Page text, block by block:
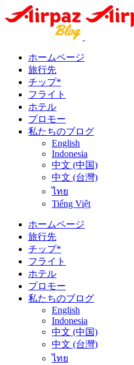
ホームページ
旅行先
チップ*
フライト
ホテル
プロモー
私たちのブログ
English
Indonesia
中文 (中国)
中文 (台灣)
ไทย
Tiếng Việt
ホームページ
旅行先
チップ*
フライト
ホテル
プロモー
私たちのブログ
English
Indonesia
中文 (中国)
中文 (台灣)
ไทย